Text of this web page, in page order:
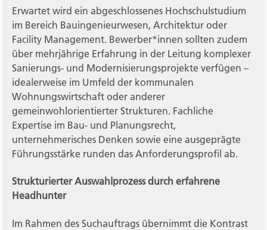
Erwartet wird ein abgeschlossenes Hochschulstudium
im Bereich Bauingenieurwesen, Architektur oder
Facility Management. Bewerber*innen sollten zudem
über mehrjährige Erfahrung in der Leitung komplexer
Sanierungs- und Modernisierungsprojekte verfügen –
idealerweise im Umfeld der kommunalen
Wohnungswirtschaft oder anderer
gemeinwohlorientierter Strukturen. Fachliche
Expertise im Bau- und Planungsrecht,
unternehmerisches Denken sowie eine ausgeprägte
Führungsstärke runden das Anforderungsprofil ab.
Strukturierter Auswahlprozess durch erfahrene
Headhunter
Im Rahmen des Suchauftrags übernimmt die Kontrast